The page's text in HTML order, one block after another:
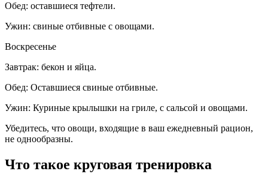
Обед: оставшиеся тефтели.
Ужин: свиные отбивные с овощами.
Воскресенье
Завтрак: бекон и яйца.
Обед: Оставшиеся свиные отбивные.
Ужин: Куриные крылышки на гриле, с сальсой и овощами.
Убедитесь, что овощи, входящие в ваш ежедневный рацион,
не однообразны.
Что такое круговая тренировка